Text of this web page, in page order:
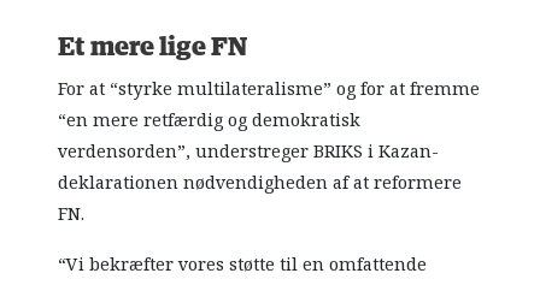
Et mere lige FN
For at “styrke multilateralisme” og for at fremme
“en mere retfærdig og demokratisk
verdensorden”, understreger BRIKS i Kazan-
deklarationen nødvendigheden af at reformere
FN.
“Vi bekræfter vores støtte til en omfattende